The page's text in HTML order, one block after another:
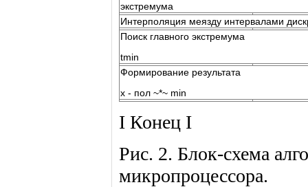
экстремума
Интерполяция меязду интервалами
Поиск главного экстремума
tmin
Формирование результата
х - пол ~*~ min
I Конец I
Рис. 2. Блок-схема
микропроцессора.